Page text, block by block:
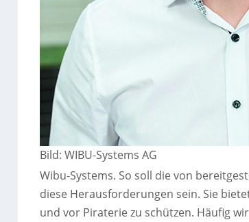
Bild: WIBU-Systems AG
Wibu-Systems. So soll die von
diese Herausforderungen sein. Sie
und vor Piraterie zu schützen. Häufig